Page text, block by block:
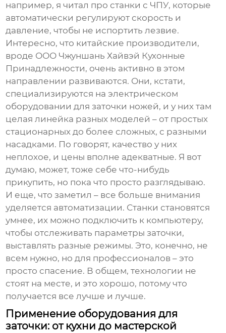
например, я читал про станки с ЧПУ, которые
автоматически регулируют скорость и
давление, чтобы не испортить лезвие.
Интересно, что китайские производители,
вроде ООО Чжуншань Хайвэй Кухонные
Принадлежности, очень активно в этом
направлении развиваются. Они, кстати,
специализируются наэлектрическом
оборудовании для заточки ножей, и у них там
целая линейка разных моделей – от простых
стационарных до более сложных, с разными
насадками. По говорят, качество у них
неплохое, и цены вполне адекватные. Я вот
думаю, может, тоже себе что-нибудь
прикупить, но пока что просто разглядываю.
И еще, что заметил – все больше внимания
уделяется автоматизации. Станки становятся
умнее, их можно подключить к компьютеру,
чтобы отслеживать параметры заточки,
выставлять разные режимы. Это, конечно, не
всем нужно, но для профессионалов – это
просто спасение. В общем, технологии не
стоят на месте, и это хорошо, потому что
получается все лучше и лучше.
Применение оборудования для
заточки: от кухни до мастерской